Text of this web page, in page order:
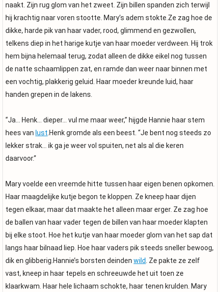
naakt. Zijn rug glom van het zweet. Zijn billen spanden zich terwijl
hij krachtig naar voren stootte. Mary’s adem stokte.Ze zag hoe de
dikke, harde pik van haar vader, rood, glimmend en gezwollen,
telkens diep in het harige kutje van haar moeder verdween. Hij trok
hem bijna helemaal terug, zodat alleen de dikke eikel nog tussen
de natte schaamlippen zat, en ramde dan weer naar binnen met
een vochtig, plakkerig geluid. Haar moeder kreunde luid, haar
handen grepen in de lakens.
“Ja… Henk… dieper… vul me maar weer,” hijgde Hannie haar stem
hees van lust .Henk gromde als een beest. “Je bent nog steeds zo
lekker strak… ik ga je weer vol spuiten, net als al die keren
daarvoor.”
Mary voelde een vreemde hitte tussen haar eigen benen opkomen.
Haar maagdelijke kutje begon te kloppen. Ze kneep haar dijen
tegen elkaar, maar dat maakte het alleen maar erger. Ze zag hoe
de ballen van haar vader tegen de billen van haar moeder klapten
bij elke stoot. Hoe het kutje van haar moeder glom van het sap dat
langs haar bilnaad liep. Hoe haar vaders pik steeds sneller bewoog,
dik en glibberig.Hannie’s borsten deinden wild . Ze pakte ze zelf
vast, kneep in haar tepels en schreeuwde het uit toen ze
klaarkwam. Haar hele lichaam schokte, haar tenen krulden. Mary